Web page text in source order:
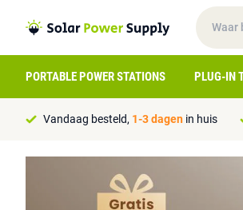
PORTABLE POWER STATIONS PLUG-IN
Vandaag besteld, 1-3 dagen in huis